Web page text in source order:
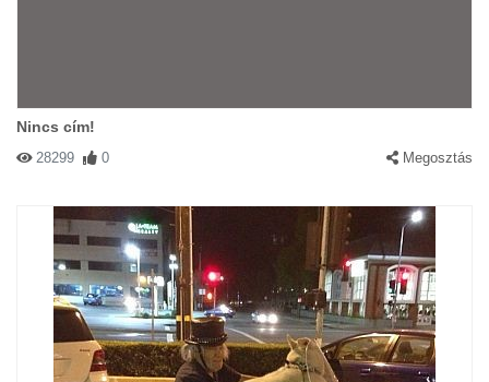
Nincs cím!
28299 0 Megosztás